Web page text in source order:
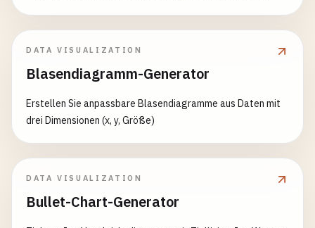
DATA VISUALIZATION
Blasendiagramm-Generator
Erstellen Sie anpassbare Blasendiagramme aus Daten mit
drei Dimensionen (x, y, Größe)
DATA VISUALIZATION
Bullet-Chart-Generator